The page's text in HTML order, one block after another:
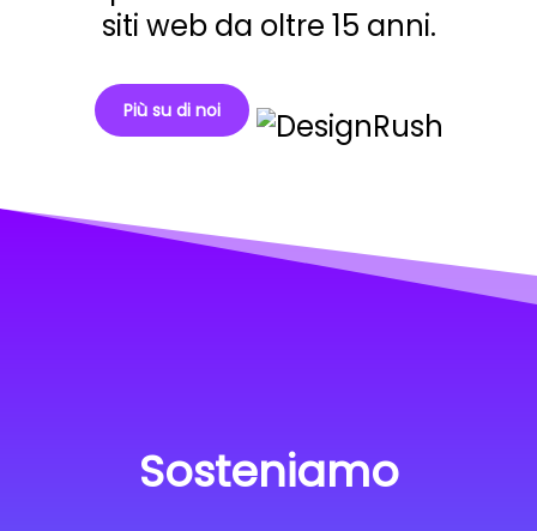
siti web da oltre 15 anni.
Più su di noi
Sosteniamo